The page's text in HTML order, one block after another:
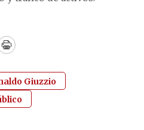
Print
Giuzzio